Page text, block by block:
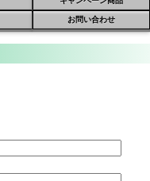
お問い合わせ